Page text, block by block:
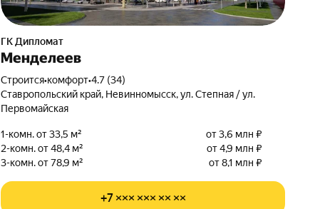
ГК Дипломат
Менделеев
Строится•комфорт•4.7 (34)
Ставропольский край, Невинномысск, ул. Степная / ул.
Первомайская
1-комн. от 33,5 м²
от 3,6 млн ₽
2-комн. от 48,4 м²
от 4,9 млн ₽
3-комн. от 78,9 м²
от 8,1 млн ₽
+7 ××× ××× ×× ××